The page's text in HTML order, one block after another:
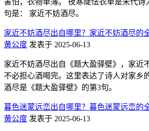
句是： 家近不妨酒尽。
家近不妨酒尽出自哪里？家近不妨酒尽的
黄公度 发表于 2025-06-13
家近不妨酒尽出自《题大盈驿壁》，家近
不必担心酒喝完。这里表达了诗人对家乡
酒尽是《题大盈驿壁》的第3句。
暮色迷蒙远峦出自哪里？暮色迷蒙远峦的
黄公度 发表于 2025-06-13